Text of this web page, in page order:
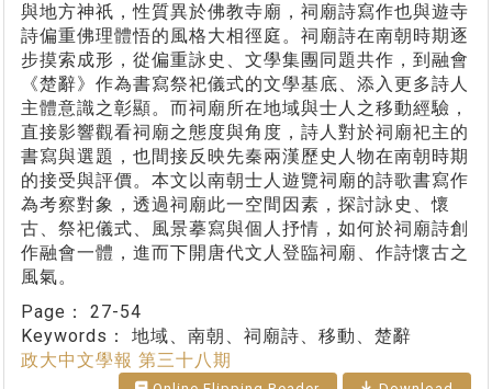
與地方神祇，性質異於佛教寺廟，祠廟詩寫作也與遊寺
詩偏重佛理體悟的風格大相徑庭。祠廟詩在南朝時期逐
步摸索成形，從偏重詠史、文學集團同題共作，到融會
《楚辭》作為書寫祭祀儀式的文學基底、添入更多詩人
主體意識之彰顯。而祠廟所在地域與士人之移動經驗，
直接影響觀看祠廟之態度與角度，詩人對於祠廟祀主的
書寫與選題，也間接反映先秦兩漢歷史人物在南朝時期
的接受與評價。本文以南朝士人遊覽祠廟的詩歌書寫作
為考察對象，透過祠廟此一空間因素，探討詠史、懷
古、祭祀儀式、風景摹寫與個人抒情，如何於祠廟詩創
作融會一體，進而下開唐代文人登臨祠廟、作詩懷古之
風氣。
Page： 27-54
Keywords： 地域、南朝、祠廟詩、移動、楚辭
政大中文學報 第三十八期